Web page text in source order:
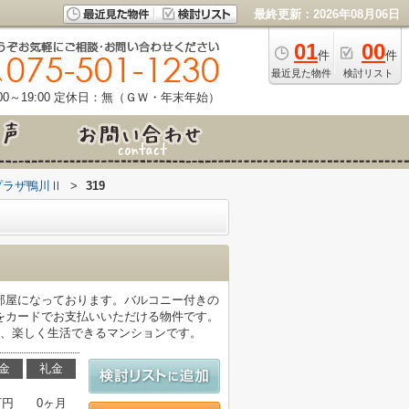
最終更新：2026年08月06日
01件
最近見た物件
00件
検討リスト
～19:00 定休日：無（ＧＷ・年末年始）
ラザ鴨川Ⅱ > 319
になっております。バルコニー付きの
ードでお支払いいただける物件です。
楽しく生活できるマンションです。
礼金
0ヶ月